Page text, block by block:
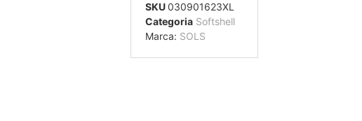
SKU030901623XL
Categoria Softshell
Marca: SOLS